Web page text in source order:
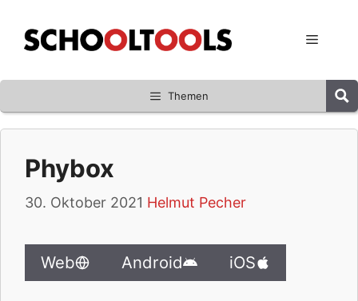
Inhalt
springen
Menü
Themen
Phybox
30. Oktober 2021 Helmut Pecher
Web Android iOS